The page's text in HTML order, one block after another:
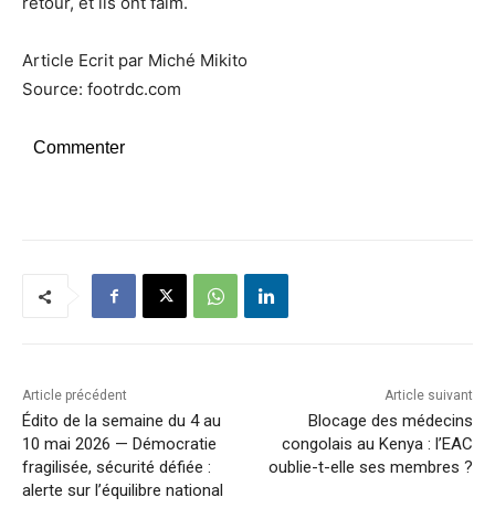
Article Ecrit par Miché Mikito
Source: footrdc.com
Commenter
Article précédent
Édito de la semaine du 4 au
10 mai 2026 — Démocratie
fragilisée, sécurité défiée :
alerte sur l’équilibre national
Article suivant
Blocage des médecins
congolais au Kenya : l’EAC
oublie-t-elle ses membres ?